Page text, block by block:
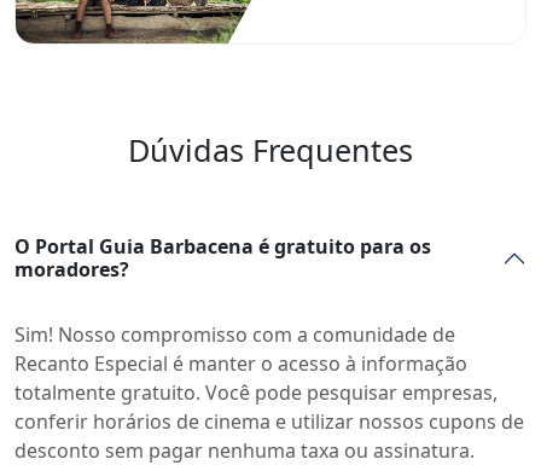
Dúvidas Frequentes
O Portal Guia Barbacena é gratuito para os
moradores?
Sim! Nosso compromisso com a comunidade de
Recanto Especial é manter o acesso à informação
totalmente gratuito. Você pode pesquisar empresas,
conferir horários de cinema e utilizar nossos cupons de
desconto sem pagar nenhuma taxa ou assinatura.